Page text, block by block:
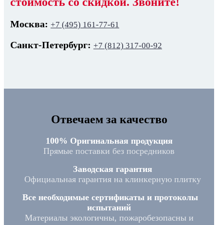
Москва: +7 (495) 161-77-61
Санкт-Петербург: +7 (812) 317-00-92
Отвечаем за качество
100% Оригинальная продукция
Прямые поставки без посредников
Заводская гарантия
Официальная гарантия на клинкерную плитку
Все необходимые сертификаты и протоколы
испытаний
Материалы экологичны, пожаробезопасны и